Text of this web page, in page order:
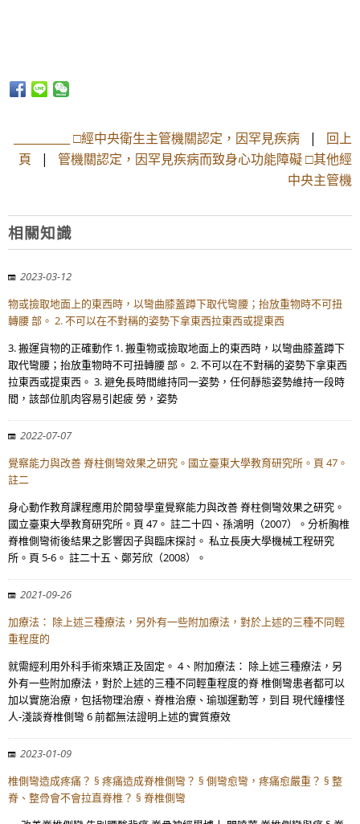
__________ □經中央衛生主管機關認定，因罕見疾病 | 回上
頁 | 管機關認定，因罕見疾病而致身心功能障礙 □其他經
中央主管機
相關知識
2023-03-12
物或撿取地面上的東西時，以彎曲膝蓋蹲下取代彎腰；抬放重物時不可扭
轉腰 部。 2. 不可以在不對稱的姿勢下拿東西拉東西或提東西
3. 搬運貨物的正確動作 1. 搬重物或撿取地面上的東西時，以彎曲膝蓋蹲下
取代彎腰；抬放重物時不可扭轉腰 部。 2. 不可以在不對稱的姿勢下拿東西
拉東西或提東西。 3. 避免長時間維持同一姿勢，任何靜態姿勢維持一段時
間，該部位肌肉容易引起疲 勞，姿勢
2022-07-07
覺察能力與改善 脊柱側彎效果之研究。國立臺東大學教育研究所。頁 47。
註二
身心動作教育課程應用於開發學童覺察能力與改善 脊柱側彎效果之研究。
國立臺東大學教育研究所。頁 47。 註二十四、孫鴻明（2007）。分析胸椎
脊椎側彎術後結果之影響因子與臨床探討。 私立長庚大學機械工程研究
所。頁 5-6。 註二十五、鄭芳欣（2008）。
2021-09-26
加療法： 除上述三種療法，另外有一些附加療法，對於上述的三種不同輕
重程度的
就需經利用外科手術來矯正及固定。 4、附加療法： 除上述三種療法，另
外有一些附加療法，對於上述的三種不同輕重程度的脊 椎側彎患者都可以
加以實施治療，包括物理治療、脊椎治療、瑜珈運動等，到目 現代鐘樓怪
人-淺談脊椎側彎 6 前都無法證明上述的實質療效
2023-01-09
椎側彎造成疼痛？ § 疼痛造成脊椎側彎？ § 側彎愈彎，疼痛愈嚴重？ § 整
脊、整骨會不會拉直脊椎？ § 脊椎側彎